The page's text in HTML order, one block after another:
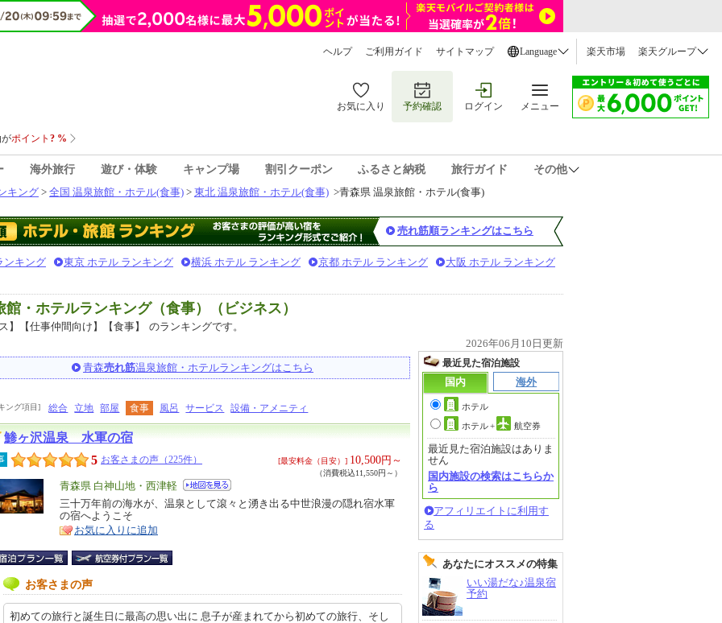
ヘルプ ご利用ガイド サイトマップ Language 楽天市場 楽天グループ
お気に入り 予約確認 ログイン メニュー
海外旅行 遊び・体験 キャンプ場 割引クーポン ふるさと納税 旅行ガイド
その他
キング > 全国 温泉旅館・ホテル(食事) > 東北 温泉旅館・ホテル(食事) >青森県 温泉旅館・ホテル(食事)
売れ筋順ランキングはこちら
ンキング 東京 ホテル ランキング 横浜 ホテル ランキング 京都 ホテル ランキング 大阪 ホテル ランキング
・ホテルランキング（食事）（ビジネス）
】【仕事仲間向け】【食事】
のランキングです。
2026年06月10日更新
青森売れ筋温泉旅館・ホテルランキングはこちら
ング項目] 総合 立地 部屋 食事 風呂 サービス 設備・アメニティ
鯵ヶ沢温泉 水軍の宿
5 お客さまの声（225件） [最安料金（目安）] 10,500円～
（消費税込11,550円～）
エ
リ
ア
青森県 白神山地・西津軽
特
徴
三十万年前の海水が、温泉として滾々と湧き出る中世浪漫の隠れ宿水軍
の宿へようこそ
お気に入りに追加
お客さまの声
初めての旅行と誕生日に最高の思い出に 息子が産まれてから初めての旅行、そし
最近見た宿泊施設
国内
海外
ホテル
ホテル+ 航空券
最近見た宿泊施設はありま
せん
国内施設の検索はこちらか
ら
アフィリエイトに利用す
る
あなたにオススメの特集
いい湯だな♪温泉宿
予約